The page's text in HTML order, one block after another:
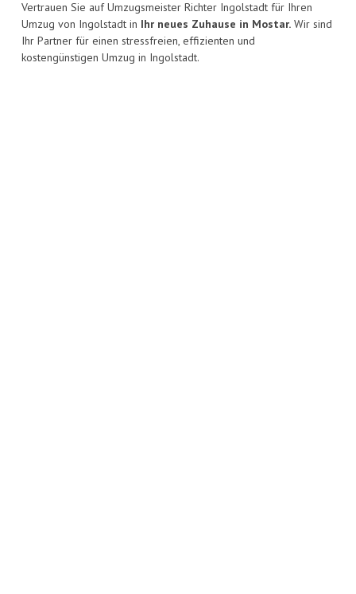
Vertrauen Sie auf Umzugsmeister Richter Ingolstadt für Ihren
Umzug von Ingolstadt in Ihr neues Zuhause in Mostar. Wir sind
Ihr Partner für einen stressfreien, effizienten und
kostengünstigen Umzug in Ingolstadt.